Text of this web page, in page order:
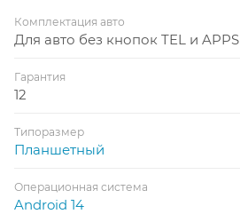
Комплектация авто
Для авто без кнопок TEL и APPS
Гарантия
12
Типоразмер
Планшетный
Операционная система
Android 14